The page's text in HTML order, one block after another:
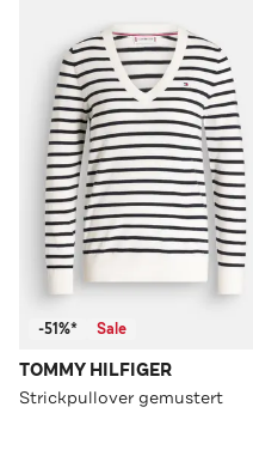
-51%* Sale
TOMMY HILFIGER
Strickpullover gemustert